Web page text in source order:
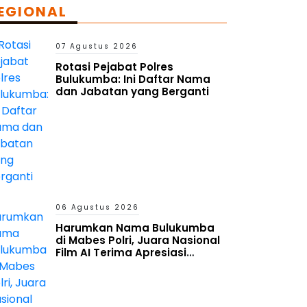
07 Agustus 2026
Rotasi Pejabat Polres
Bulukumba: Ini Daftar Nama
dan Jabatan yang Berganti
06 Agustus 2026
Harumkan Nama Bulukumba
di Mabes Polri, Juara Nasional
Film AI Terima Apresiasi